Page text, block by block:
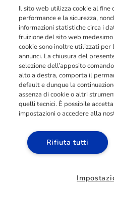
INFORMAZIONI
RISORSE
ACCESSO AREA
ALLIEVI
2026
| CEF PUBLISHING S.p.A.
232314 - Capitale Sociale Euro
Il sito web utilizza cookie al
performance e la sicurezza,
informazioni statistiche circa i
fruizione del sito web
cookie sono inoltre utilizzati per
annunci. La chiusura del
selezione dell’apposito
alto a destra, comporta il
default e dunque la
assenza di cookie o altri
quelli tecnici. È possibile
impostazioni o accedere alla
Rifiuta tutti